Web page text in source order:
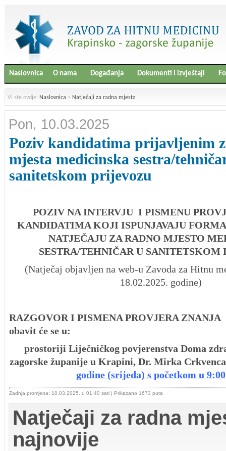
Naslovnica O nama Događanja Dokumenti i izvještaji
Vi ste ovdje: Naslovnica > Natječaji za radna mjesta
Pon, 10.03.2025
Poziv kandidatima prijavljenim
mjesta medicinska sestra/
sanitetskom prijevozu
POZIV NA INTERVJU I PISMENU
KANDIDATIMA KOJI ISPUNJAVAJU
NATJEČAJU ZA RADNO MJESTO
SESTRA/TEHNIČAR U SANITETSKOM
(Natječaj objavljen na web-u Zavoda za Hitnu
18.02.2025. godine)
RAZGOVOR I PISMENA PROVJERA ZNANJA
obavit će se u:
prostoriji Liječničkog povjerenstva Doma
zagorske županije u Krapini, Dr. Mirka
godine (srijeda) s početkom u
Zadnja promjena: 10.03.2025. u 01:40 sati | Prikazano 1673 puta
Natječaji za radna
najnovije